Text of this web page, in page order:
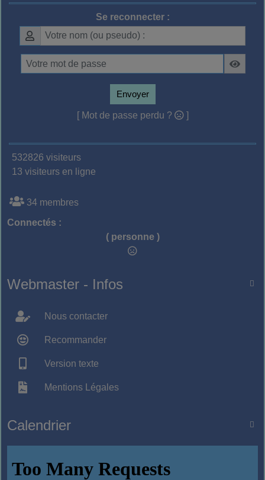
Se reconnecter :
Envoyer
[ Mot de passe perdu ? ]
532826 visiteurs
13 visiteurs en ligne
34 membres
Connectés :
( personne )

Webmaster - Infos
Nous contacter
Recommander
Version texte
Mentions Légales

Calendrier